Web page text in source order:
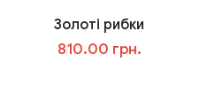
Золоті рибки
810.00 грн.